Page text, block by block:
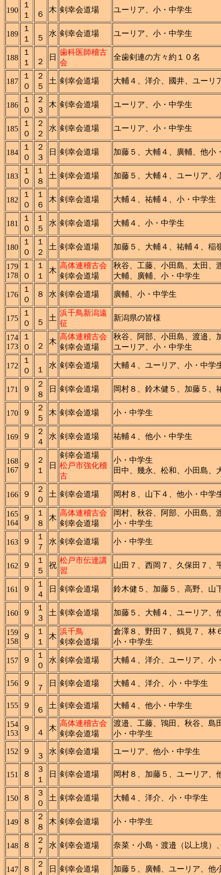
190
１
１
６
木 剣幸会道場 ユーリア、小・中学生
189
１
１
５
水 剣幸会道場 ユーリア、小・中学生
188
１
１
２
日
歯科医師稽古
会
全歯剣連の方々約１０名
187
１
０
２
５
土 剣幸会道場 大輔４、洋介、國井、ユーリ
186
１
０
２
３
木 剣幸会道場 ユーリア、小・中学生
185
１
０
２
２
水 剣幸会道場 ユーリア、小・中学生
184
１
０
２
３
日 剣幸会道場 加藤５、大輔４、廣輔、他小
183
１
０
１
８
土 剣幸会道場 加藤５、大輔４、ユーリア、
182
１
０
１
６
木 剣幸会道場 大輔４、祐輔４、小・中学生
181
１
０
１
５
水 剣幸会道場 大輔４、小・中学生
180
１
０
１
２
土 剣幸会道場 加藤５、大輔４、祐輔４、稲
179
178
１
０
１
１
木
高体連稽古会
剣幸会道場
秋谷、工藤、小田島、太田、
大輔、廣輔、小・中学生
176
１
０
８ 水 剣幸会道場 廣輔、小・中学生
175
１
０
５
土
浜千鳥新潟遠
征
新潟県の皆様
174
173
１
０
２
木
高体連稽古会
剣幸会道場
秋谷、阿部、小田島、渡邉、
ユーリア、小・中学生
172
１
０
１
水 剣幸会道場 大輔４、ユーリア、小・中学
171 ９
２
８
日 剣幸会道場 岡村８、鈴木健５、加藤５、
170 ９
２
５
木 剣幸会道場 小・中学生
169 ９
２
４
水 剣幸会道場 祐輔４、他小・中学生
168
167
９
２
１
日
剣幸会道場
松戸市強化稽
古
小・中学生
田中、幾永、松和、小田島、
166 ９
２
０
土 剣幸会道場 岡村８、山下４、他小・中学
165
164
９
１
８
木
高体連稽古会
剣幸会道場
岡村、秋谷、阿部、小田島、
小・中学生
163 ９
１
７
水 剣幸会道場 小・中学生
162 ９
１
５
祝
松戸市伝達講
習
山田７、西岡７、久保田７、
161 ９
１
４
日 剣幸会道場 鈴木健５、加藤５、高野、山
160 ９
１
３
土 剣幸会道場 加藤５、大輔４、ユーリア、
159
158
９
１
１
木
浜千鳥
剣幸会道場
倉澤８、野田７、鶴見７、林
小・中学生
157 ９
１
０
水 剣幸会道場 大輔４、洋介、ユーリア、小
156 ９
７
日 剣幸会道場 大輔４、洋介、小・中学生
155 ９
６
土 剣幸会道場 大輔４、他小・中学生
154
153
９
４
木
高体連稽古会
剣幸会道場
渡邉、工藤、鴇田、秋谷、島
小・中学生
152 ９
３
水 剣幸会道場 ユーリア、他小・中学生
151 ８
３
１
日 剣幸会道場 岡村８、加藤５、ユーリア、
150 ８
３
０
土 剣幸会道場 大輔４、洋介、小・中学生
149 ８
２
８
木 剣幸会道場 小・中学生
148 ８
２
７
水 剣幸会道場 奈菜・小島・渡邉（以上境）
147 ８
２
日 剣幸会道場 加藤５、廣輔、ユーリア、他